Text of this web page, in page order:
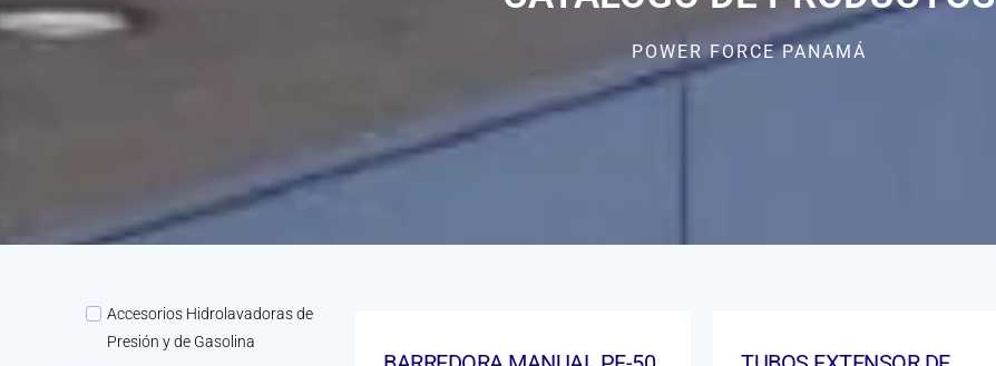
POWER FORCE PANAMÁ
Accesorios Hidrolavadoras de
Presión y de Gasolina